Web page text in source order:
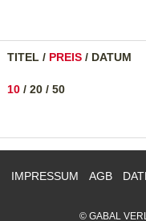
TITEL / PREIS / DATUM
10 / 20 / 50
IMPRESSUM AGB
© GABAL